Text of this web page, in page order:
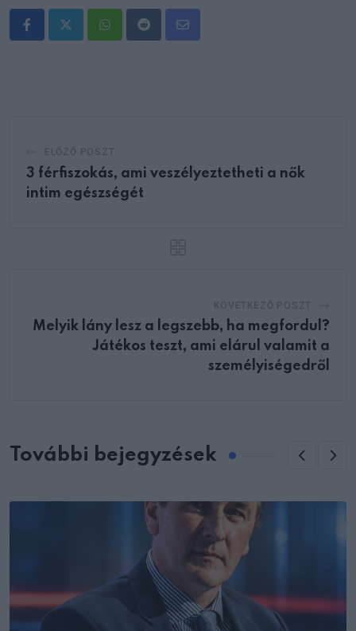
WhatsappRedditShare
3 férfiszokás, ami veszélyeztetheti a nők
intim egészségét
Melyik lány lesz a legszebb, ha megfordul?
Játékos teszt, ami elárul valamit a
személyiségedről
További bejegyzések